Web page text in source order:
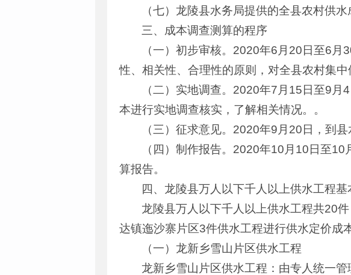
（七）龙陵县水务局提供的全县农村供水
三、成本调查测算的程序
（一）初步审核。2020年6月20日至6
性、相关性、合理性的原则，对全县农村集
（二）实地调查。2020年7月15日至9
本进行实地调查核实，了解相关情况。。
（三）征求意见。2020年9月20日，到
（四）制作报告。2020年10月10日至
算报告。
四、龙陵县万人以下千人以上供水工程基
龙陵县万人以下千人以上供水工程共20
达镇迤沙寨片区3件供水工程进行供水定价成
（一）龙新乡雪山片区供水工程
龙新乡雪山片区供水工程：由专人统一